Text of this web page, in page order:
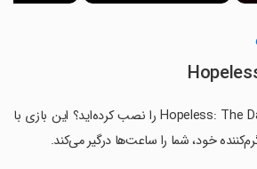
آیا تا کنون بازی Hopeless: The Dark Cave را نصب کرده‌اید؟ این بازی با
خود، شما را ساعت‌ها درگیر می‌کند.